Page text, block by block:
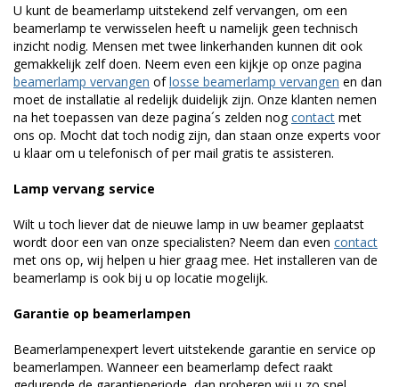
U kunt de beamerlamp uitstekend zelf vervangen, om een
beamerlamp te verwisselen heeft u namelijk geen technisch
inzicht nodig. Mensen met twee linkerhanden kunnen dit ook
gemakkelijk zelf doen. Neem even een kijkje op onze pagina
beamerlamp vervangen oflosse beamerlamp vervangen en dan
moet de installatie al redelijk duidelijk zijn. Onze klanten nemen
na het toepassen van deze pagina´s zelden nogcontact met
ons op. Mocht dat toch nodig zijn, dan staan onze experts voor
u klaar om u telefonisch of per mail gratis te assisteren.
Lamp vervang service
Wilt u toch liever dat de nieuwe lamp in uw beamer geplaatst
wordt door een van onze specialisten? Neem dan even contact
met ons op, wij helpen u hier graag mee. Het installeren van de
beamerlamp is ook bij u op locatie mogelijk.
Garantie op beamerlampen
Beamerlampenexpert levert uitstekende garantie en service op
beamerlampen. Wanneer een beamerlamp defect raakt